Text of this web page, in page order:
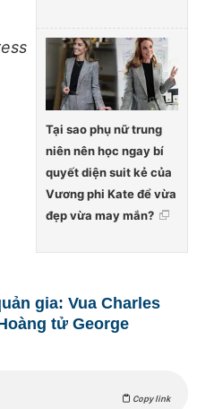
Tại sao phụ nữ trung
niên nên học ngay bí
quyết diện suit kẻ của
Vương phi Kate để vừa
đẹp vừa may mắn?
gia: Vua Charles
tử George
Copy link